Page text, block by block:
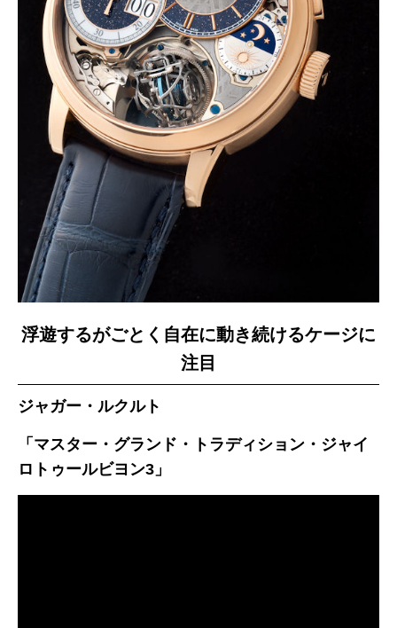
浮遊するがごとく自在に動き続けるケージに
注目
ジャガー・ルクルト
「マスター・グランド・トラディション・ジャイ
ロトゥールビヨン3」